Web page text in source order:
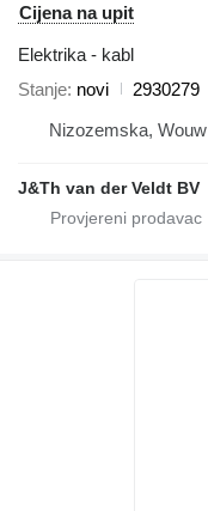
Cijena na upit
Elektrika - kabl
Stanje novi
2930279
Nizozemska, Wouw
J&Th van der Veldt BV